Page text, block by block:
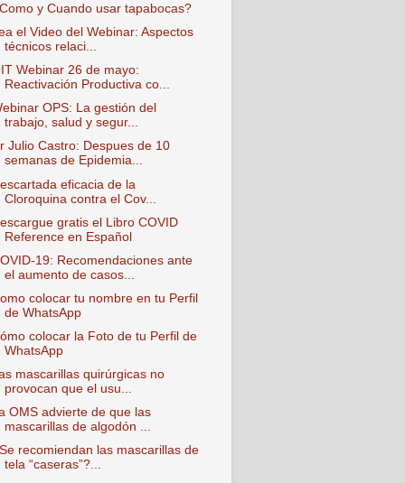
y Cuando usar tapabocas?
el Video del Webinar: Aspectos
técnicos relaci...
Webinar 26 de mayo:
Reactivación Productiva co...
OPS: La gestión del
trabajo, salud y segur...
Julio Castro: Despues de 10
semanas de Epidemia...
eficacia de la
Cloroquina contra el Cov...
gratis el Libro COVID
Reference en Español
19: Recomendaciones ante
el aumento de casos...
colocar tu nombre en tu Perfil
de WhatsApp
colocar la Foto de tu Perfil de
WhatsApp
mascarillas quirúrgicas no
provocan que el usu...
OMS advierte de que las
mascarillas de algodón ...
recomiendan las mascarillas de
tela “caseras”?...